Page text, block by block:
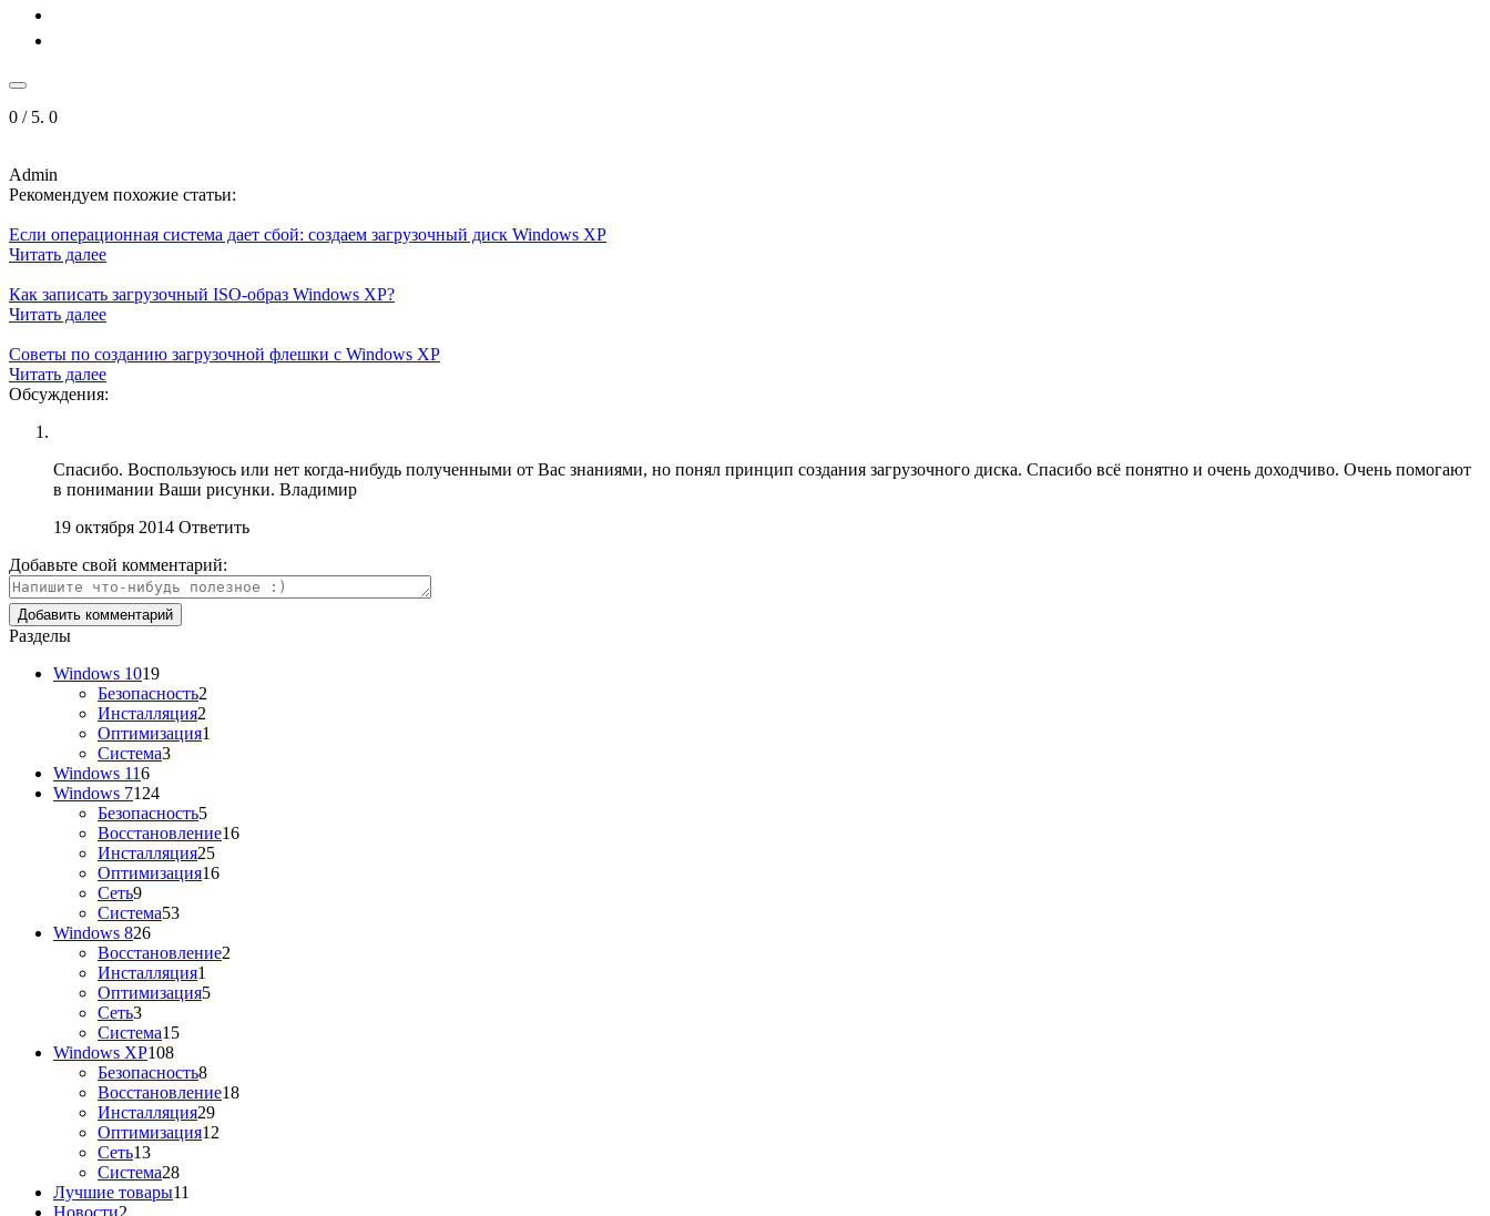
0 / 5. 0
Admin
Рекомендуем похожие статьи:
Если операционная система дает сбой: создаем загрузочный диск Windows XP
Читать далее
Как записать загрузочный ISO-образ Windows XP?
Читать далее
Советы по созданию загрузочной флешки с Windows XP
Читать далее
Обсуждения:
Спасибо. Воспользуюсь или нет когда-нибудь полученными от Вас знаниями, но понял принцип создания загрузочного диска. Спасибо всё понятно и очень доходчиво. Очень помогают
в понимании Ваши рисунки. Владимир
19 октября 2014 Ответить
Добавьте свой комментарий:
Разделы
Windows 1019
Безопасность2
Инсталляция2
Оптимизация1
Система3
Windows 116
Windows 7124
Безопасность5
Восстановление16
Инсталляция25
Оптимизация16
Сеть9
Система53
Windows 826
Восстановление2
Инсталляция1
Оптимизация5
Сеть3
Система15
Windows XP108
Безопасность8
Восстановление18
Инсталляция29
Оптимизация12
Сеть13
Система28
Лучшие товары11